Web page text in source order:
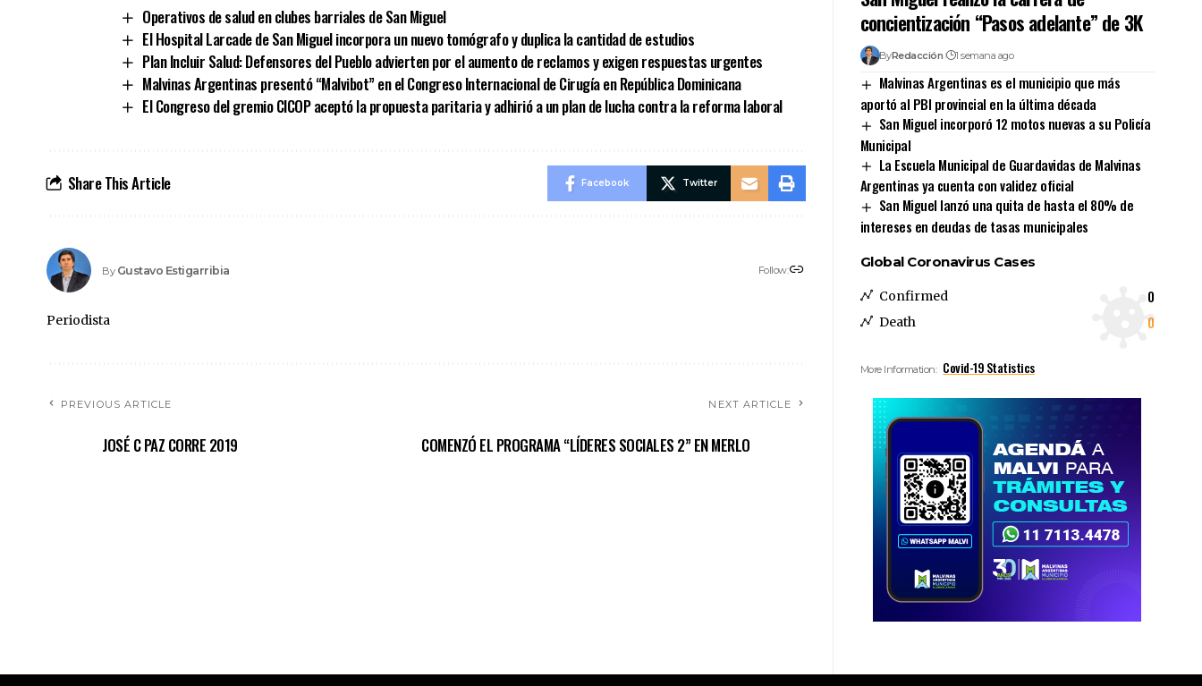
Operativos de salud en clubes barriales de San Miguel
El Hospital Larcade de San Miguel incorpora un nuevo tomógrafo y duplica la cantidad de estudios
Plan Incluir Salud: Defensores del Pueblo advierten por el aumento de reclamos y exigen respuestas urgentes
Malvinas Argentinas presentó “Malvibot” en el Congreso Internacional de Cirugía en República Dominicana
El Congreso del gremio CICOP aceptó la propuesta paritaria y adhirió a un plan de lucha contra la reforma laboral
Share This Article Facebook Twitter
By Gustavo Estigarribia Follow:
Periodista
PREVIOUS ARTICLE
JOSÉ C PAZ CORRE 2019
NEXT ARTICLE
COMENZÓ EL PROGRAMA “LÍDERES SOCIALES 2” EN MERLO
concientización “Pasos adelante” de 3K
ByRedacción 1 semana ago
Malvinas Argentinas es el municipio que más
aportó al PBI provincial en la última década
San Miguel incorporó 12 motos nuevas a su Policía
Municipal
La Escuela Municipal de Guardavidas de Malvinas
Argentinas ya cuenta con validez oficial
San Miguel lanzó una quita de hasta el 80% de
intereses en deudas de tasas municipales
Global Coronavirus Cases
Confirmed 0
Death 0
More Information: Covid-19 Statistics